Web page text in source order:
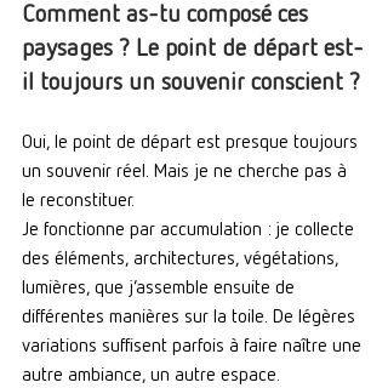
Comment as-tu composé ces
paysages ? Le point de départ est-
il toujours un souvenir conscient ?
Oui, le point de départ est presque toujours
un souvenir réel. Mais je ne cherche pas à
le reconstituer.
Je fonctionne par accumulation : je collecte
des éléments, architectures, végétations,
lumières, que j’assemble ensuite de
différentes manières sur la toile. De légères
variations suffisent parfois à faire naître une
autre ambiance, un autre espace.